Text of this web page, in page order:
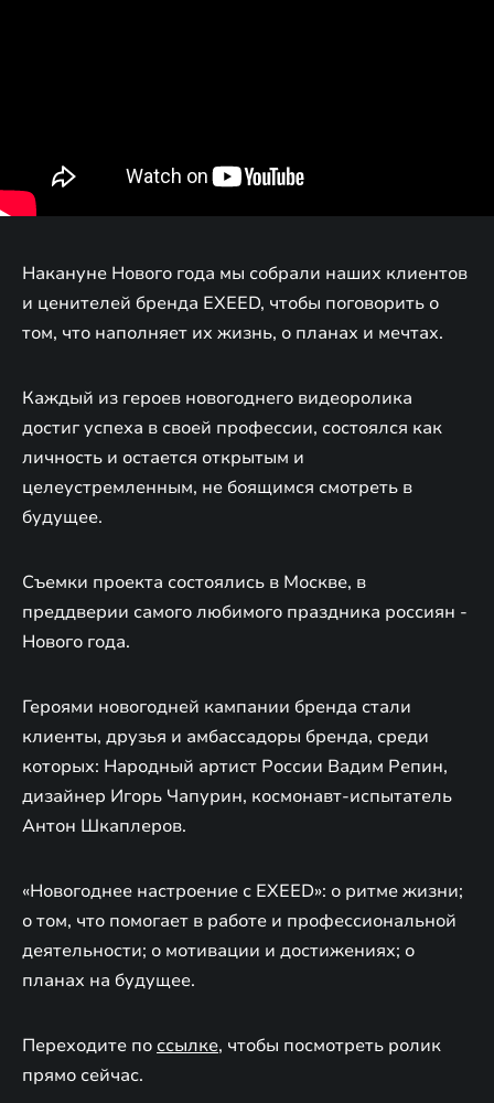
Накануне Нового года мы собрали наших клиентов
и ценителей бренда EXEED, чтобы поговорить о
том, что наполняет их жизнь, о планах и мечтах.
Каждый из героев новогоднего видеоролика
достиг успеха в своей профессии, состоялся как
личность и остается открытым и
целеустремленным, не боящимся смотреть в
будущее.
Съемки проекта состоялись в Москве, в
преддверии самого любимого праздника россиян -
Нового года.
Героями новогодней кампании бренда стали
клиенты, друзья и амбассадоры бренда, среди
которых: Народный артист России Вадим Репин,
дизайнер Игорь Чапурин, космонавт-испытатель
Антон Шкаплеров.
«Новогоднее настроение с EXEED»: о ритме жизни;
о том, что помогает в работе и профессиональной
деятельности; о мотивации и достижениях; о
планах на будущее.
Переходите по ссылке, чтобы посмотреть ролик
прямо сейчас.